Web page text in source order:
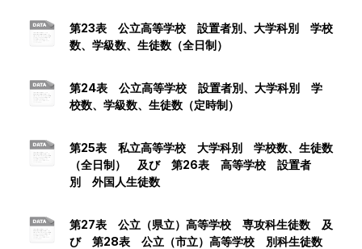
第23表 公立高等学校 設置者別、大学科別 学校
数、学級数、生徒数（全日制）
第24表 公立高等学校 設置者別、大学科別 学
校数、学級数、生徒数（定時制）
第25表 私立高等学校 大学科別 学校数、生徒数
（全日制） 及び 第26表 高等学校 設置者
別 外国人生徒数
第27表 公立（県立）高等学校 専攻科生徒数 及
び 第28表 公立（市立）高等学校 別科生徒数